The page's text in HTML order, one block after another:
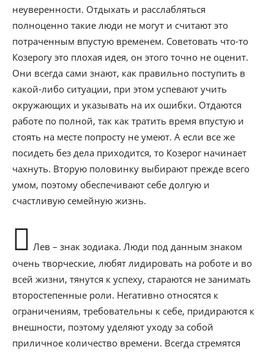
неуверенности. Отдыхать и расслабляться
полноценно такие люди не могут и считают это
потраченным впустую временем. Советовать что-то
Козерогу это плохая идея, он этого точно не оценит.
Они всегда сами знают, как правильно поступить в
какой-либо ситуации, при этом успевают учить
окружающих и указывать на их ошибки. Отдаются
работе по полной, так как тратить время впустую и
стоять на месте попросту не умеют. А если все же
посидеть без дела приходится, то Козерог начинает
чахнуть. Вторую половинку выбирают прежде всего
умом, поэтому обеспечивают себе долгую и
счастливую семейную жизнь.
Лев – знак зодиака. Люди под данным знаком
очень творческие, любят лидировать на роботе и во
всей жизни, тянутся к успеху, стараются не занимать
второстепенные роли. Негативно относятся к
ограничениям, требовательны к себе, придираются к
внешности, поэтому уделяют уходу за собой
приличное количество времени. Всегда стремятся